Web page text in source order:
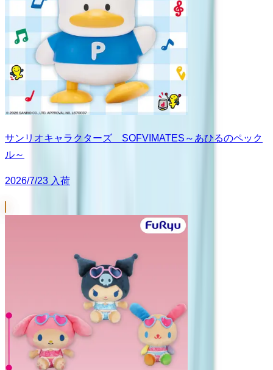
サンリオキャラクターズ SOFVIMATES～あひるのペック
ル～
2026/7/23 入荷